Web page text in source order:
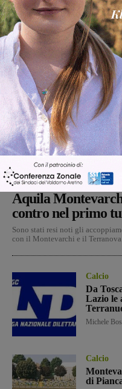
Calcio Michele Bossini -7 Agosto
Aquila
contro nel primo
Sono stati resi noti gli
con il Montevarchi e il Terranova...
Calcio
Da
Lazio le
Michele
Calcio
di